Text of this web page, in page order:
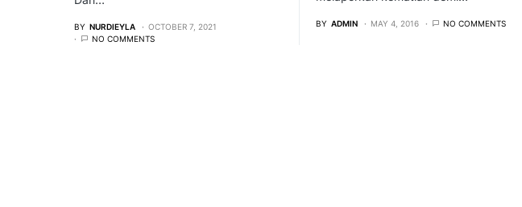
BY NURDIEYLA
OCTOBER 7, 2021
NO COMMENTS
BY ADMIN MAY 4, 2016 NO COMMENTS